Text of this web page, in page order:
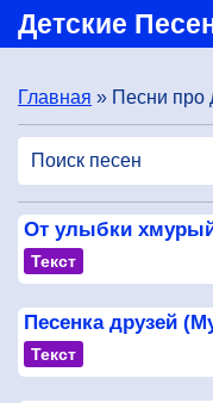
Детские
Главная » Песни про
От улыбки
Текст
Песенка друзей
Текст